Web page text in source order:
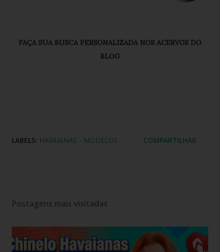
FAÇA SUA BUSCA PERSONALIZADA NOS ACERVOS DO
BLOG
LABELS: HAVAIANAS - MODELOS COMPARTILHAR
Postagens mais visitadas